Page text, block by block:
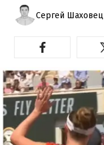
Сергей Шаховец